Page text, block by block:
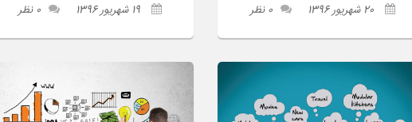
20 شهریور 1396 0 نظر 0 نظر